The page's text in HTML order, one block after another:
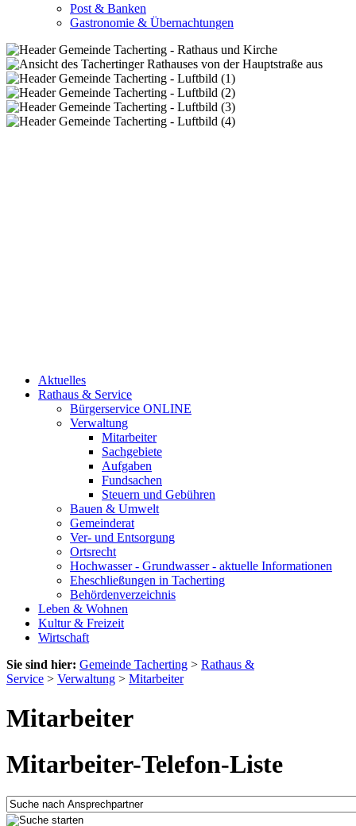
Post & Banken
Gastronomie & Übernachtungen
Aktuelles
Rathaus & Service
Bürgerservice ONLINE
Verwaltung
Mitarbeiter
Sachgebiete
Aufgaben
Fundsachen
Steuern und Gebühren
Bauen & Umwelt
Gemeinderat
Ver- und Entsorgung
Ortsrecht
Hochwasser - Grundwasser - aktuelle Informationen
Eheschließungen in Tacherting
Behördenverzeichnis
Leben & Wohnen
Kultur & Freizeit
Wirtschaft
Sie sind hier: Gemeinde Tacherting > Rathaus &
Service > Verwaltung > Mitarbeiter
Mitarbeiter
Mitarbeiter-Telefon-Liste